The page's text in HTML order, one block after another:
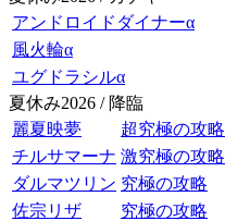
アンドロイドダイナーα
風火輪α
ユグドラシルα
夏休み2026 / 降臨
麗夏映夢
超究極の攻略
チルサマーナ 激究極の攻略
ダルマツリン 究極の攻略
佐宗リザ
究極の攻略